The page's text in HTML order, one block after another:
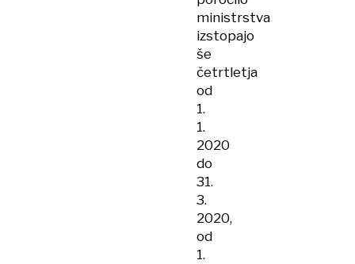
ministrstva
izstopajo
še
četrtletja
od
1.
1.
2020
do
31.
3.
2020,
od
1.